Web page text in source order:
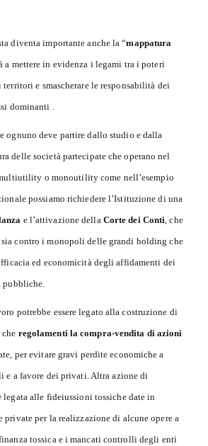
diventa importante anche la “mappatura
a mettere in evidenza i legami tra i poteri
e smascherare le responsabilità dei
dominanti .
ognuno deve partire dallo studio e dalla
delle società partecipate che operano nel
o monoutility come nell’esempio
possiamo richiedere l’Istituzione di una
e l’attivazione della Corte dei Conti, che
contro i monopoli delle grandi holding che
ed economicità degli affidamenti dei
pubbliche.
potrebbe essere legato alla costruzione di
regolamenti la compra-vendita di azioni
per evitare gravi perdite economiche a
e a favore dei privati. Altra azione di
legata alle fideiussioni tossiche date in
private per la realizzazione di alcune opere a
tossica e i mancati controlli degli enti